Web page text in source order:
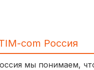
com Россия
мы понимаем,